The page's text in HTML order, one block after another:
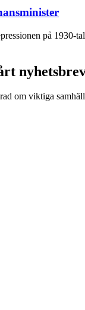
på
om viktiga